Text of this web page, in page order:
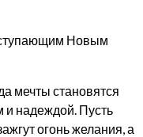
Новым
мечты становятся
и надеждой. Пусть
огонь желания, а